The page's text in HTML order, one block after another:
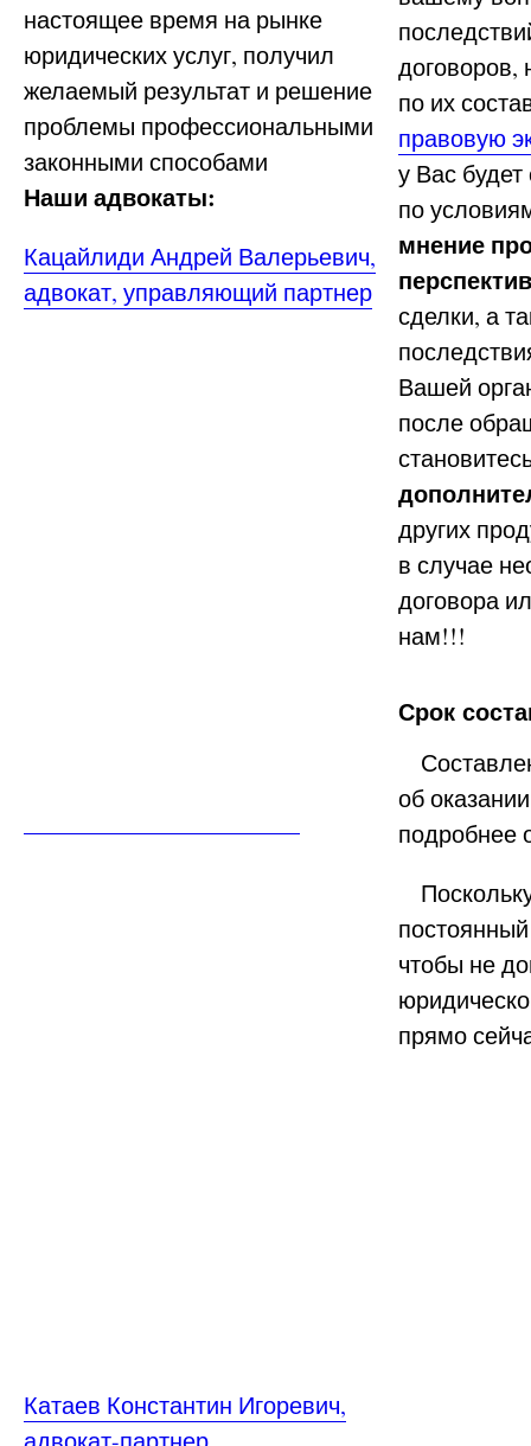
настоящее время на рынке
юридических услуг, получил
желаемый результат и решение
проблемы профессиональными
законными способами
Наши адвокаты:
Кацайлиди Андрей Валерьевич,
адвокат, управляющий партнер
Катаев Константин Игоревич,
договоров,
по их
правовую
у Вас
по
мнение
сделки, а
Вашей
после
других
в случае
договора
нам!!!
Срок
об
подробнее
чтобы не
прямо